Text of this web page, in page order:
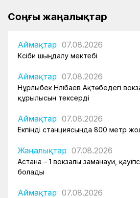
Соңғы жаңалықтар
Аймақтар 07.08.2026
Кәсіби шыңдалу мектебі
Аймақтар 07.08.2026
Нұрлыбек Нәлібаев Ақтөбедегі
құрылысын тексерді
Аймақтар 07.08.2026
Екпінді станциясында 800 метр
Жаңалықтар 07.08.2026
Астана – 1 вокзалы заманауи,
болады
Аймақтар 07.08.2026